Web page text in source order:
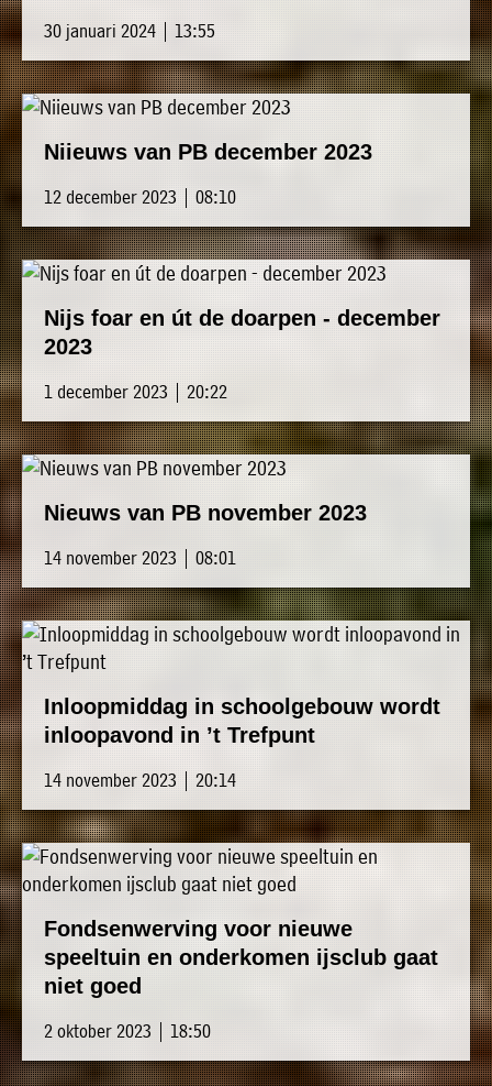
30 januari 2024 | 13:55
Niieuws van PB december 2023
12 december 2023 | 08:10
Nijs foar en út de doarpen - december
2023
1 december 2023 | 20:22
Nieuws van PB november 2023
14 november 2023 | 08:01
Inloopmiddag in schoolgebouw wordt
inloopavond in ’t Trefpunt
14 november 2023 | 20:14
Fondsenwerving voor nieuwe
speeltuin en onderkomen ijsclub gaat
niet goed
2 oktober 2023 | 18:50